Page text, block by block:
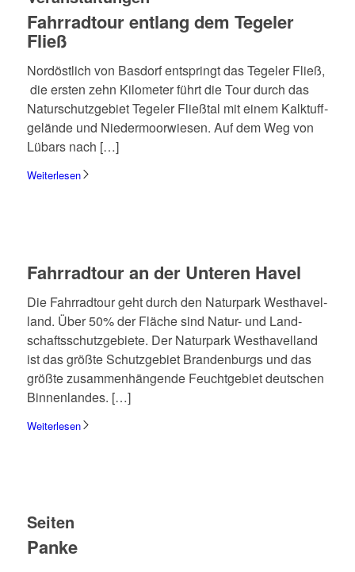
Fahr­rad­tour entlang dem Tege­ler
Fließ
Nord­öst­lich von Basdorf entspringt das Tege­ler Fließ,
die ersten zehn Kilo­me­ter führt die Tour durch das
Natur­schutz­ge­biet Tege­ler Fließ­tal mit einem Kalk­tuff­
ge­lände und Nieder­moor­wie­sen. Auf dem Weg von
Lübars nach […]
Weiterlesen
Fahr­rad­tour an der Unte­ren Havel
Die Fahr­rad­tour geht durch den Natur­park West­ha­vel­
land. Über 50% der Fläche sind Natur- und Land­
schafts­schutz­ge­biete. Der Natur­park West­ha­vel­land
ist das größte Schutz­ge­biet Bran­den­burgs und das
größte zusam­men­hän­gende Feucht­ge­biet deut­schen
Binnen­lan­des. […]
Weiterlesen
Seiten
Panke